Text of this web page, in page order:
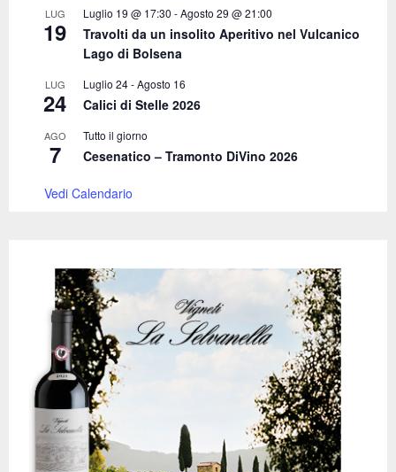
LUG
19
Luglio 19 @ 17:30 -Agosto 29 @ 21:00
Travolti da un insolito Aperitivo nel Vulcanico
Lago di Bolsena
LUG
24
Luglio 24-Agosto 16
Calici di Stelle 2026
AGO
7
Tutto il giorno
Cesenatico – Tramonto DiVino 2026
Vedi Calendario